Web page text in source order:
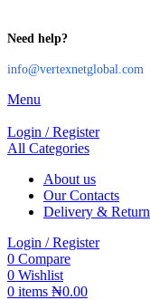
Need help?
info@vertexnetglobal.com
Menu
Login / Register
All Categories
About us
Our Contacts
Delivery & Return
Login / Register
0 Compare
0 Wishlist
0 items ₦0.00